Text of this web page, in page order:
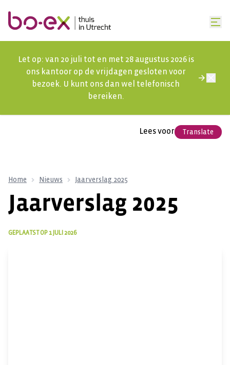
Let op: van 20 juli tot en met 28 augustus 2026 is
ons kantoor op de vrijdagen gesloten voor
bezoek. U kunt ons dan wel telefonisch
bereiken.
Lees voor Translate
Home Nieuws Jaarverslag 2025
Jaarverslag 2025
GEPLAATST OP1 JULI 2026